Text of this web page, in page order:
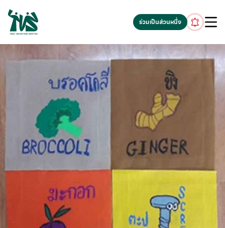
gv-5iuoxpem74qfjw.dv.googlehosted.com
ร่วมเป็นส่วนหนึ่ง